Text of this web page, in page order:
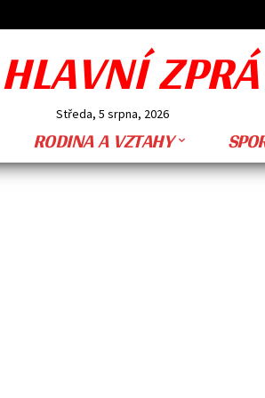
HLAVNÍ
Středa, 5 srpna, 2026
RODINA A VZTAHY